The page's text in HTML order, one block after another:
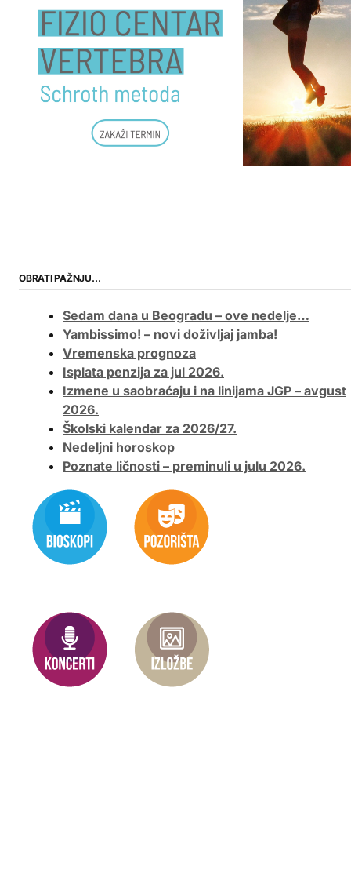
OBRATI PAŽNJU…
Sedam dana u Beogradu – ove nedelje…
Yambissimo! – novi doživljaj jamba!
Vremenska prognoza
Isplata penzija za jul 2026.
Izmene u saobraćaju i na linijama JGP – avgust
2026.
Školski kalendar za 2026/27.
Nedeljni horoskop
Poznate ličnosti – preminuli u julu 2026.